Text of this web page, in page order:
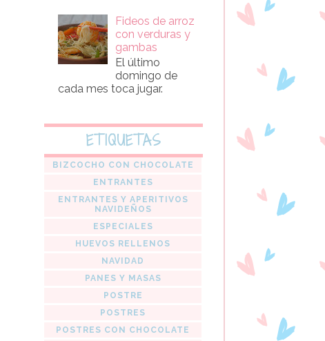
Fideos de arroz
con verduras y
gambas
El último
domingo de
cada mes toca jugar.
ETIQUETAS
BIZCOCHO CON CHOCOLATE
ENTRANTES
ENTRANTES Y APERITIVOS
NAVIDEÑOS
ESPECIALES
HUEVOS RELLENOS
NAVIDAD
PANES Y MASAS
POSTRE
POSTRES
POSTRES CON CHOCOLATE